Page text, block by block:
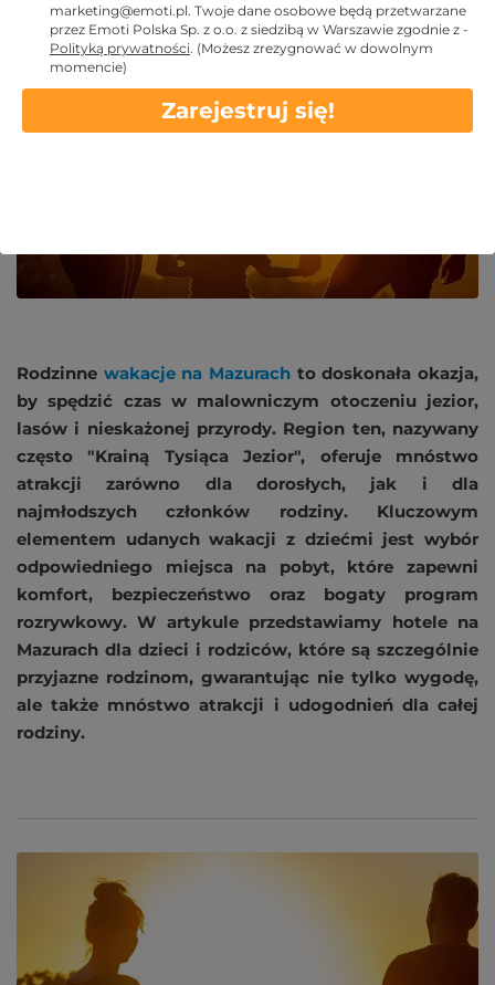
2024 LIS 15
Rodzinne wakacje na Mazurach to doskonała okazja,
by spędzić czas w malowniczym otoczeniu jezior,
lasów i nieskażonej przyrody. Region ten, nazywany
często "Krainą Tysiąca Jezior", oferuje mnóstwo
atrakcji zarówno dla dorosłych, jak i dla
najmłodszych członków rodziny. Kluczowym
elementem udanych wakacji z dziećmi jest wybór
odpowiedniego miejsca na pobyt, które zapewni
komfort, bezpieczeństwo oraz bogaty program
rozrywkowy. W artykule przedstawiamy hotele na
Mazurach dla dzieci i rodziców, które są szczególnie
przyjazne rodzinom, gwarantując nie tylko wygodę,
ale także mnóstwo atrakcji i udogodnień dla całej
rodziny.
marketing@emoti.pl. Twoje dane osobowe będą przetwarzane
przez Emoti Polska Sp. z o.o. z siedzibą w Warszawie zgodnie z -
Polityką prywatności. (Możesz zrezygnować w dowolnym
momencie)
Zarejestruj się!